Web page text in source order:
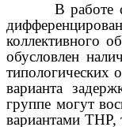
В работе с
коллективного
обусловлен
типологических
варианта
группе могут
вариантами ТНР,